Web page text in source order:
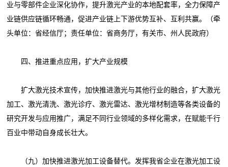
业与零部件企业深化协作，提升激光产业的本地配套率，全力保障产
业链供应链循环畅通，促进产业链上下游优势互补、互利共赢。（牵
头单位：省经信厅；责任单位：省商务厅，有关市、州人民政府）
四、推进重点应用，扩大产业规模
扩大激光技术宣传，加快推进激光与其他行业的融合，扩大激光
加工、激光清洗、激光诊疗、激光雷达、激光增材制造等各类设备的
研究开发与应用推广，满足不同行业领域的多样化需求，在赋能千行
百业中带动自身成长壮大。
（九）加快推进激光加工设备替代。发挥我省企业在激光加工设